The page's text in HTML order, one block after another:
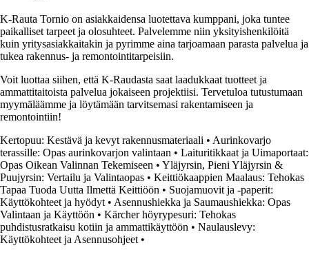
K-Rauta Tornio on asiakkaidensa luotettava kumppani, joka tuntee
paikalliset tarpeet ja olosuhteet. Palvelemme niin yksityishenkilöitä
kuin yritysasiakkaitakin ja pyrimme aina tarjoamaan parasta palvelua ja
tukea rakennus- ja remontointitarpeisiin.
Voit luottaa siihen, että K-Raudasta saat laadukkaat tuotteet ja
ammattitaitoista palvelua jokaiseen projektiisi. Tervetuloa tutustumaan
myymäläämme ja löytämään tarvitsemasi rakentamiseen ja
remontointiin!
Kertopuu: Kestävä ja kevyt rakennusmateriaali • Aurinkovarjo
terassille: Opas aurinkovarjon valintaan • Laituritikkaat ja Uimaportaat:
Opas Oikean Valinnan Tekemiseen • Yläjyrsin, Pieni Yläjyrsin &
Puujyrsin: Vertailu ja Valintaopas • Keittiökaappien Maalaus: Tehokas
Tapaa Tuoda Uutta Ilmettä Keittiöön • Suojamuovit ja -paperit:
Käyttökohteet ja hyödyt • Asennushiekka ja Saumaushiekka: Opas
Valintaan ja Käyttöön • Kärcher höyrypesuri: Tehokas
puhdistusratkaisu kotiin ja ammattikäyttöön • Naulauslevy:
Käyttökohteet ja Asennusohjeet •